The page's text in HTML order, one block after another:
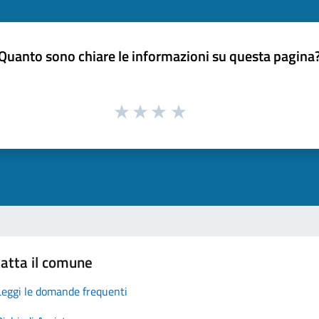
sono chiare le informazioni su questa
il comune
le domande frequenti